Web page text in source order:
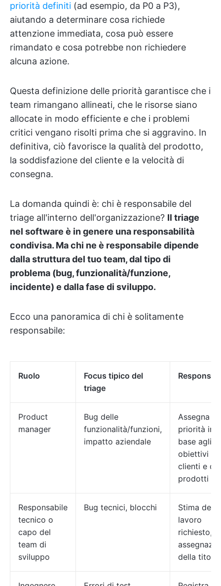
priorità definiti (ad esempio, da P0 a P3),
aiutando a determinare cosa richiede
attenzione immediata, cosa può essere
rimandato e cosa potrebbe non richiedere
alcuna azione.
Questa definizione delle priorità garantisce che i
team rimangano allineati, che le risorse siano
allocate in modo efficiente e che i problemi
critici vengano risolti prima che si aggravino. In
definitiva, ciò favorisce la qualità del prodotto,
la soddisfazione del cliente e la velocità di
consegna.
La domanda quindi è: chi è responsabile del
triage all'interno dell'organizzazione? Il triage
nel software è in genere una responsabilità
condivisa. Ma chi ne è responsabile dipende
dalla struttura del tuo team, dal tipo di
problema (bug, funzionalità/funzione,
incidente) e dalla fase di sviluppo.
Ecco una panoramica di chi è solitamente
responsabile:
Ruolo
Focus tipico del
triage
Product
manager
Bug delle
funzionalità/funzioni,
impatto aziendale
Assegna le
priorità in
base agli
obiettivi
clienti e dei
prodotti
Responsabile
tecnico o
capo del
team di
sviluppo
Bug tecnici, blocchi
Stima del
lavoro
richiesto,
della